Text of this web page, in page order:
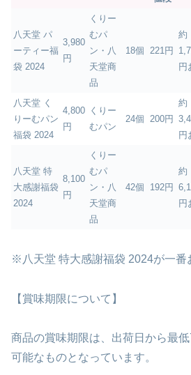
八天堂 パ
ーティー福
袋 2024
3,980
円
くりー
むパ
ン・八
天堂商
品
18個 221円
約
円
八天堂 く
りーむパン
福袋 2024
4,800
円
くりー
むパン
24個 200円
約
円
八天堂 特
大感謝福袋
2024
8,100
円
くりー
むパ
ン・八
天堂商
品
42個 192円
約
円
※八天堂 特大感謝福袋 2024が一番
【賞味期限について】
商品の賞味期限は、出荷日から最
可能なものとなっています。